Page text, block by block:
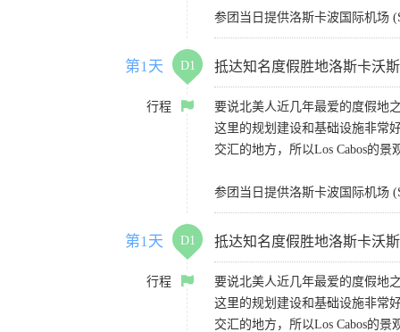
参团当日提供洛斯卡波国际机场
第1天 D1 抵达知名度假胜地洛斯卡沃斯
行程
要说北美人近几年最爱的度假地
这里的规划建设和基础设施非常
交汇的地方，所以Los Cabos的景
参团当日提供洛斯卡波国际机场
第1天 D1 抵达知名度假胜地洛斯卡沃斯
行程
要说北美人近几年最爱的度假地
这里的规划建设和基础设施非常
交汇的地方，所以Los Cabos的景